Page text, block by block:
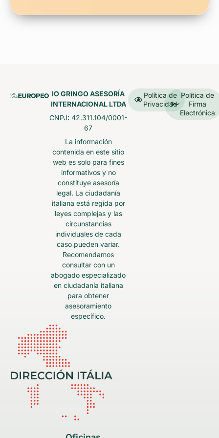
IO GRINGO ASESORÍA
INTERNACIONAL LTDA
CNPJ: 42.311.104/0001-
67
La información
contenida en este sitio
web es solo para fines
informativos y no
constituye asesoría
legal. La ciudadanía
italiana está regida por
leyes complejas y las
circunstancias
individuales de cada
caso pueden variar.
Recomendamos
consultar con un
abogado especializado
en ciudadanía italiana
para obtener
asesoramiento
específico.
Política de
Privacidad
Política de
Firma
Electrónica